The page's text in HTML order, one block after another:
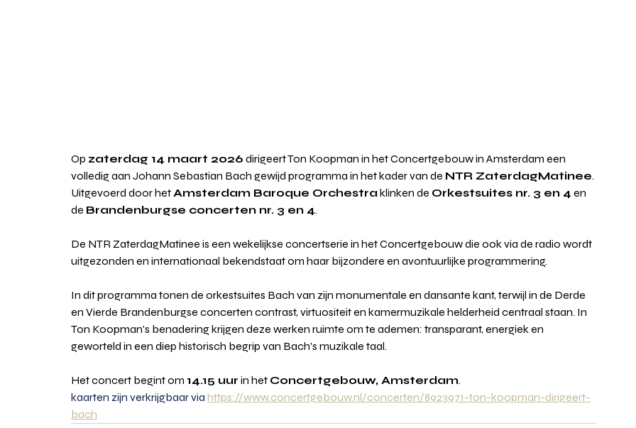
Op zaterdag 14 maart 2026 dirigeert Ton Koopman in het Concertgebouw in Amsterdam een
volledig aan Johann Sebastian Bach gewijd programma in het kader van de NTR ZaterdagMatinee.
Uitgevoerd door het Amsterdam Baroque Orchestra klinken de Orkestsuites nr. 3 en 4 en
de Brandenburgse concerten nr. 3 en 4.
De NTR ZaterdagMatinee is een wekelijkse concertserie in het Concertgebouw die ook via de radio wordt
uitgezonden en internationaal bekendstaat om haar bijzondere en avontuurlijke programmering.
In dit programma tonen de orkestsuites Bach van zijn monumentale en dansante kant, terwijl in de Derde
en Vierde Brandenburgse concerten contrast, virtuositeit en kamermuzikale helderheid centraal staan. In
Ton Koopman's benadering krijgen deze werken ruimte om te ademen: transparant, energiek en
geworteld in een diep historisch begrip van Bach's muzikale taal.
Het concert begint om 14.15 uur in het Concertgebouw, Amsterdam.
kaarten zijn verkrijgbaar via https://www.concertgebouw.nl/concerten/8923971-ton-koopman-dirigeert-
bach